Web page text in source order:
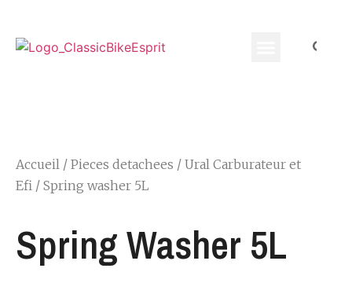
Accueil / Pieces detachees / Ural Carburateur et
Efi / Spring washer 5L
Spring Washer 5L